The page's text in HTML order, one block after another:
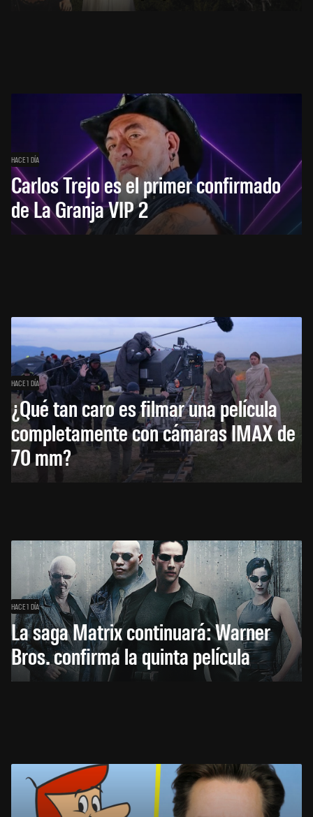
HACE 1 DÍA
Carlos Trejo es el primer confirmado
de La Granja VIP 2
HACE 1 DÍA
¿Qué tan caro es filmar una película
completamente con cámaras IMAX de
70 mm?
HACE 1 DÍA
La saga Matrix continuará: Warner
Bros. confirma la quinta película